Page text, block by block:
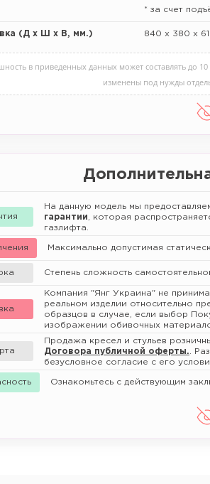
* за счет
(Д х Ш х В, мм.) 840 х 380 х
в приведенных данных может составлять до
изменены под нужды
На данную модель мы
гарантии , которая
газлифта.
Максимально допустимая
Степень сложность
Компания "Янг Украина" не
реальном изделии относительно
образцов в случае, если выбор
изображении обивочных
Продажа кресел и стульев
Договора публичной оферты. .
безусловное согласие с его
Ознакомьтесь с действующим